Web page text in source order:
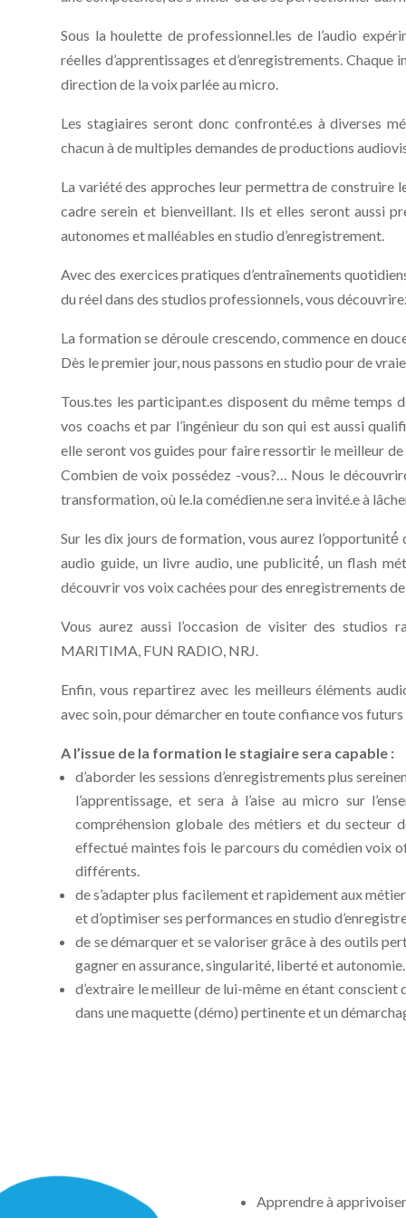
Sous la houlette de professionnel.les de l’audio
réelles d’apprentissages et d’enregistrements.
direction de la voix parlée au micro.
Les stagiaires seront donc confronté.es à diverses
chacun à de multiples demandes de productions
La variété des approches leur permettra de construire
cadre serein et bienveillant. Ils et elles seront aussi
autonomes et malléables en studio d’enregistrement.
Avec des exercices pratiques d’entraînements
du réel dans des studios professionnels, vous
La formation se déroule crescendo, commence en
Dès le premier jour, nous passons en studio pour de
Tous.tes les participant.es disposent du même temps
vos coachs et par l’ingénieur du son qui est aussi
elle seront vos guides pour faire ressortir le meilleur
Combien de voix possédez -vous?… Nous le
transformation, où le.la comédien.ne sera invité.e à
Sur les dix jours de formation, vous aurez
audio guide, un livre audio, une publicité́, un flash
découvrir vos voix cachées pour des enregistrements
Vous aurez aussi l’occasion de visiter des studios
MARITIMA, FUN RADIO, NRJ.
Enfin, vous repartirez avec les meilleurs éléments
avec soin, pour démarcher en toute confiance vos
A l’issue de la formation le stagiaire sera capable :
d’aborder les sessions d’enregistrements plus
l’apprentissage, et sera à l’aise au micro sur
compréhension globale des métiers et du
effectué maintes fois le parcours du comédien voix
différents.
de s’adapter plus facilement et rapidement aux
et d’optimiser ses performances en studio
de se démarquer et se valoriser grâce à des outils
gagner en assurance, singularité, liberté et autonomie.
d’extraire le meilleur de lui-même en étant conscient
dans une maquette (démo) pertinente et un
Apprendre à